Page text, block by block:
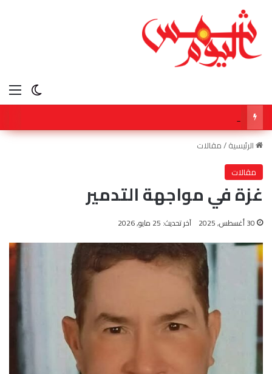
الرئيسية/مقالات
مقالات
غزة في مواجهة التدمير
30 أغسطس, 2025 آخر تحديث: 25 مايو, 2026